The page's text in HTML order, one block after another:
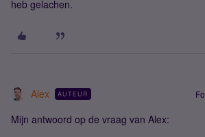
heb gelachen.
Alex AUTEUR
Mijn antwoord op de vraag van Alex: